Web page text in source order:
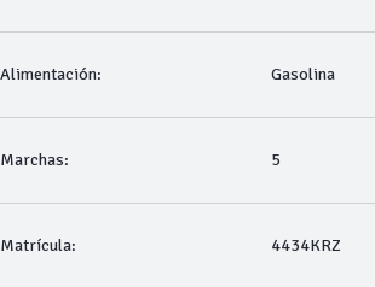
Alimentación: Gasolina
Marchas: 5
Matrícula: 4434KRZ